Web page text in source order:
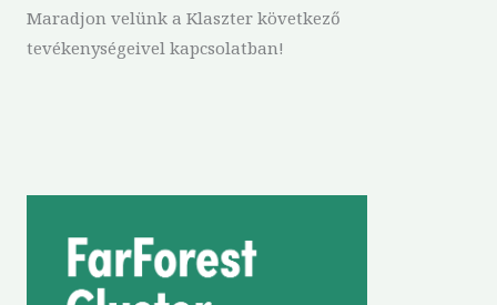
Maradjon velünk a Klaszter következő
tevékenységeivel kapcsolatban!